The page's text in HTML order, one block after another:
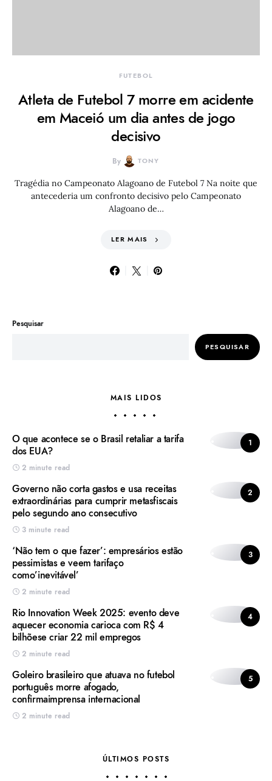
FUTEBOL
Atleta de Futebol 7 morre em acidente
em Maceió um dia antes de jogo
decisivo
By TONY
Tragédia no Campeonato Alagoano de Futebol 7 Na noite que
antecederia um confronto decisivo pelo Campeonato
Alagoano de…
LER MAIS
Pesquisar
PESQUISAR
MAIS LIDOS
1
O que acontece se o Brasil retaliar a tarifa
dos EUA?
2 minute read
2
Governo não corta gastos e usa receitas
extraordinárias para cumprir metasfiscais
pelo segundo ano consecutivo
3 minute read
3
‘Não tem o que fazer’: empresários estão
pessimistas e veem tarifaço
como’inevitável’
2 minute read
4
Rio Innovation Week 2025: evento deve
aquecer economia carioca com R$ 4
bilhõese criar 22 mil empregos
2 minute read
5
Goleiro brasileiro que atuava no futebol
português morre afogado,
confirmaimprensa internacional
2 minute read
ÚLTIMOS POSTS